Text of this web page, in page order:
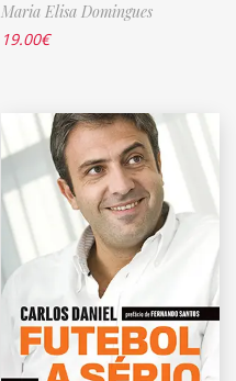
Maria Elisa Domingues
19.00€